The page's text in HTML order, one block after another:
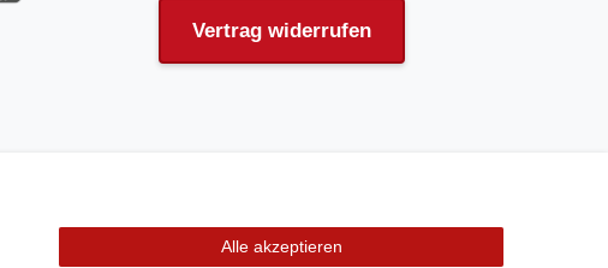
Vertrag widerrufen
Alle akzeptieren